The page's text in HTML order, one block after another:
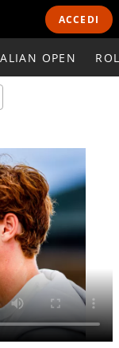
ACCEDI
OPEN